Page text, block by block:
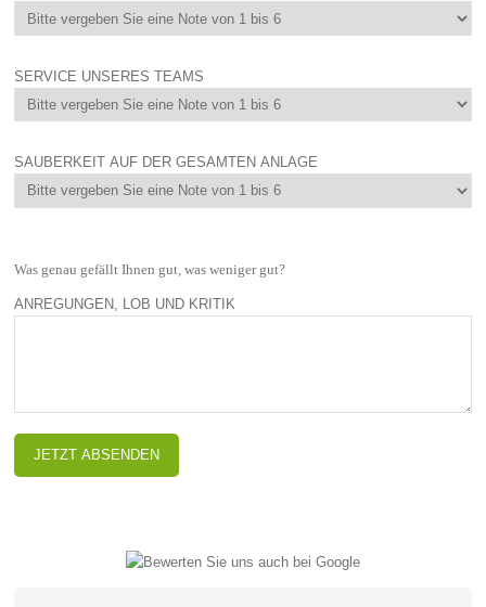
SERVICE UNSERES TEAMS
SAUBERKEIT AUF DER GESAMTEN ANLAGE
Was genau gefällt Ihnen gut, was weniger gut?
ANREGUNGEN, LOB UND KRITIK